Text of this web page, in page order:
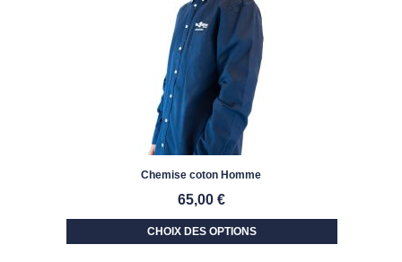
Chemise coton Homme
65,00 €
CHOIX DES OPTIONS